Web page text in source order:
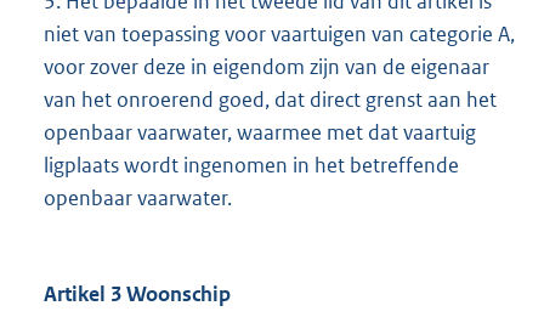
niet van toepassing voor vaartuigen van categorie A,
voor zover deze in eigendom zijn van de eigenaar
van het onroerend goed, dat direct grenst aan het
openbaar vaarwater, waarmee met dat vaartuig
ligplaats wordt ingenomen in het betreffende
openbaar vaarwater.
Artikel 3 Woonschip